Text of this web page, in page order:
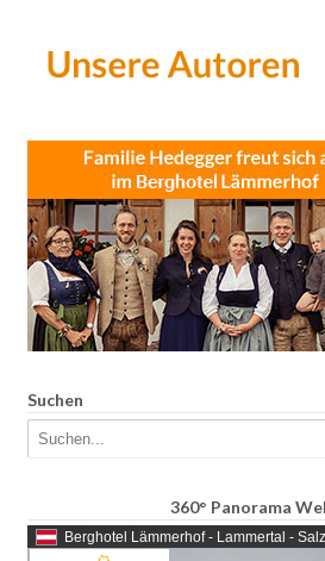
Suchen
360° Panorama
Berghotel Lämmerhof - Lammertal -